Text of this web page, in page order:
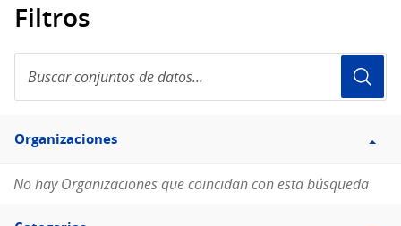
Filtros
conjuntos
de
Filtro
Organizaciones
Organizaciones
No hay Organizaciones que coincidan con esta búsqueda
Filtro